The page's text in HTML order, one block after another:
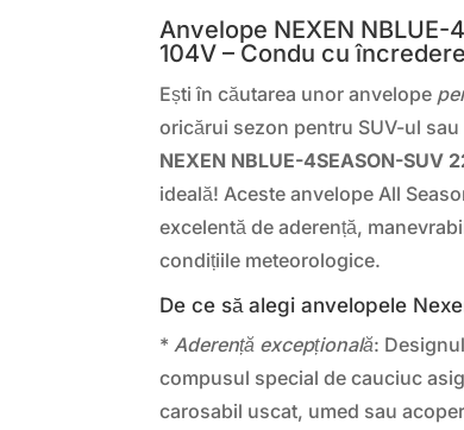
Anvelope NEXEN NBLUE-
104V – Condu cu
Ești în căutarea unor anvelope
oricărui sezon pentru SUV-ul
NEXEN NBLUE-4SEASON-SUV
ideală! Aceste anvelope All
excelentă de aderență,
condițiile meteorologice.
De ce să alegi anvelopele
* Aderență excepțională:
compusul special de cauciuc
carosabil uscat, umed sau